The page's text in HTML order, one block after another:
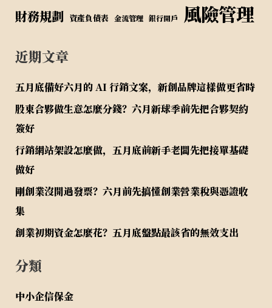
財務規劃 資產負債表 金流管理 銀行開戶 風險管理
近期文章
五月底備好六月的 AI 行銷文案，新創品牌這樣做更省時
股東合夥做生意怎麼分錢？六月新球季前先把合夥契約
簽好
行銷網站架設怎麼做，五月底前新手老闆先把接單基礎
做好
剛創業沒開過發票？六月前先搞懂創業營業稅與憑證收
集
創業初期資金怎麼花？五月底盤點最該省的無效支出
分類
中小企信保金